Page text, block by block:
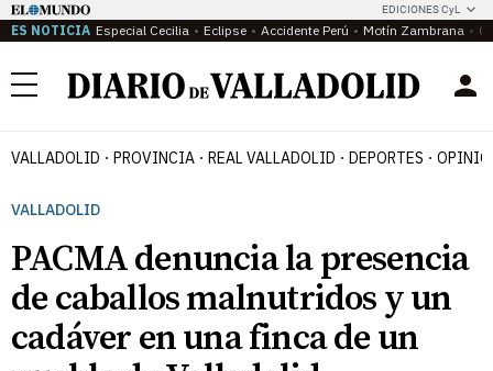
EDICIONES CyL
ES NOTICIA Especial Cecilia Eclipse Accidente Perú Motín Zambrana
Menú
VALLADOLID PROVINCIA REAL VALLADOLID DEPORTES
VALLADOLID
PACMA denuncia la presencia
de caballos malnutridos y un
cadáver en una finca de un